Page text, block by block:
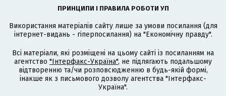
ПРИНЦИПИ І ПРАВИЛА РОБОТИ УП
Використання матеріалів сайту лише за умови посилання (для
інтернет-видань - гіперпосилання) на "Економічну правду".
Всі матеріали, які розміщені на цьому сайті із посиланням на
агентство "Інтерфакс-Україна", не підлягають подальшому
відтворенню та/чи розповсюдженню в будь-якій формі,
інакше як з письмового дозволу агентства "Інтерфакс-
Україна".